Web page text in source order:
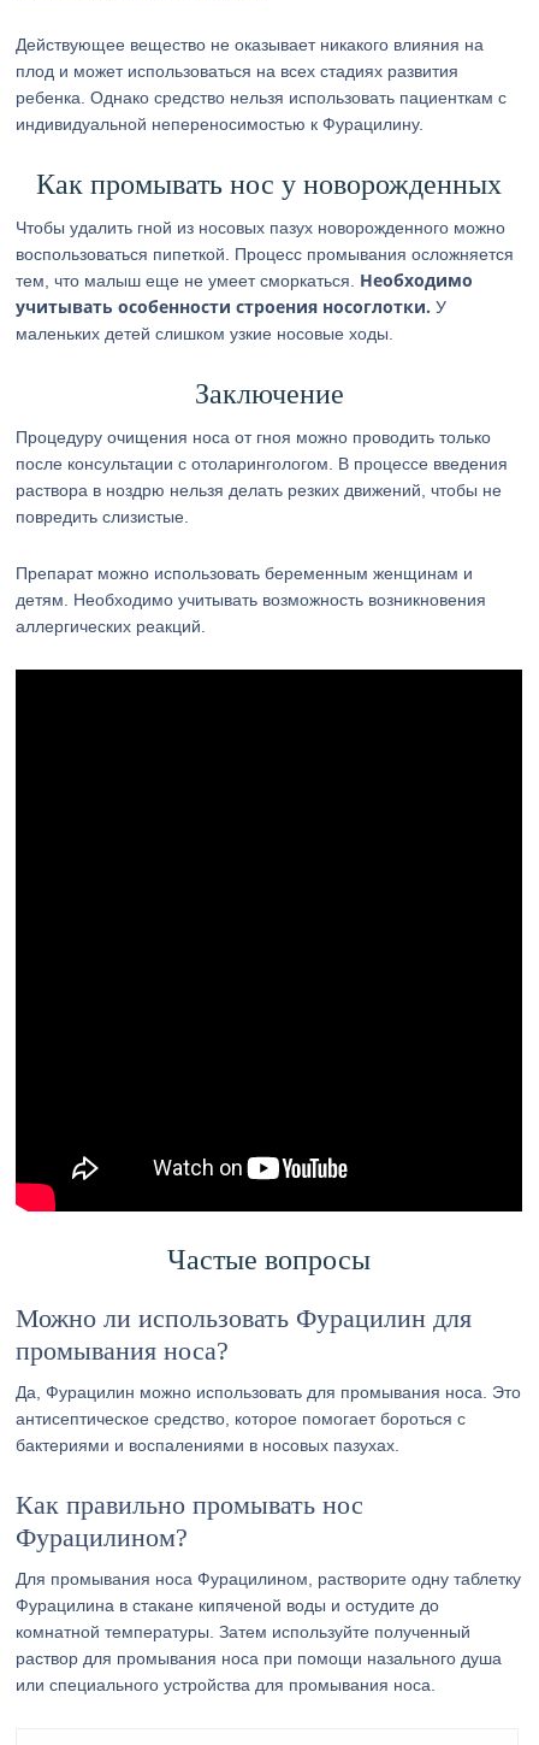
Действующее вещество не оказывает никакого влияния на
плод и может использоваться на всех стадиях развития
ребенка. Однако средство нельзя использовать пациенткам с
индивидуальной непереносимостью к Фурацилину.
Как промывать нос у новорожденных
Чтобы удалить гной из носовых пазух новорожденного можно
воспользоваться пипеткой. Процесс промывания осложняется
тем, что малыш еще не умеет сморкаться. Необходимо
учитывать особенности строения носоглотки. У
маленьких детей слишком узкие носовые ходы.
Заключение
Процедуру очищения носа от гноя можно проводить только
после консультации с отоларингологом. В процессе введения
раствора в ноздрю нельзя делать резких движений, чтобы не
повредить слизистые.
Препарат можно использовать беременным женщинам и
детям. Необходимо учитывать возможность возникновения
аллергических реакций.
Частые вопросы
Можно ли использовать Фурацилин для
промывания носа?
Да, Фурацилин можно использовать для промывания носа. Это
антисептическое средство, которое помогает бороться с
бактериями и воспалениями в носовых пазухах.
Как правильно промывать нос
Фурацилином?
Для промывания носа Фурацилином, растворите одну таблетку
Фурацилина в стакане кипяченой воды и остудите до
комнатной температуры. Затем используйте полученный
раствор для промывания носа при помощи назального душа
или специального устройства для промывания носа.